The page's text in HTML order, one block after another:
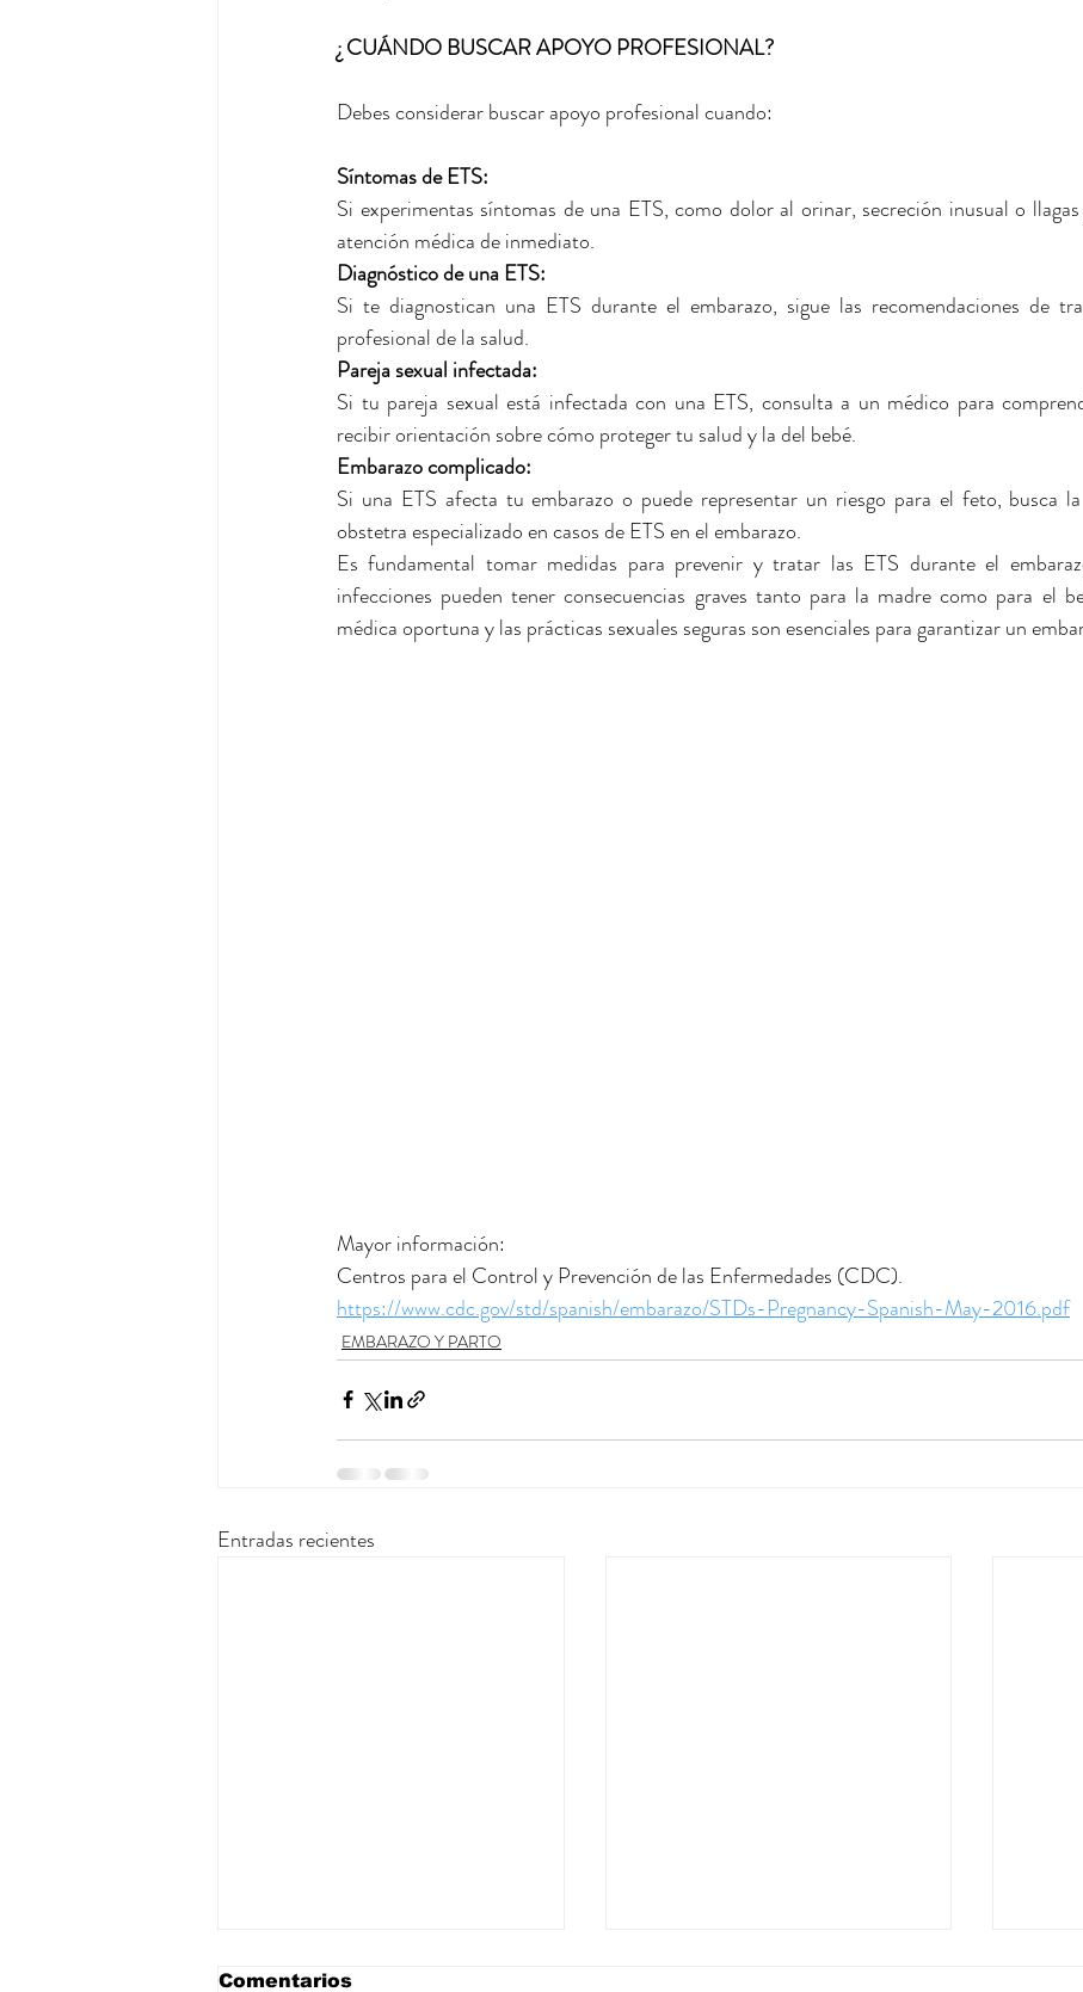
¿ CUÁNDO BUSCAR APOYO PROFESIONAL?
Debes considerar buscar apoyo profesional cuando:
Síntomas de ETS:
Si experimentas síntomas de una ETS, como dolor al orinar, secreción inusual o
atención médica de inmediato.
Diagnóstico de una ETS:
Si te diagnostican una ETS durante el embarazo, sigue las recomendaciones de
profesional de la salud.
Pareja sexual infectada:
Si tu pareja sexual está infectada con una ETS, consulta a un médico para
recibir orientación sobre cómo proteger tu salud y la del bebé.
Embarazo complicado:
Si una ETS afecta tu embarazo o puede representar un riesgo para el feto, busca
obstetra especializado en casos de ETS en el embarazo.
Es fundamental tomar medidas para prevenir y tratar las ETS durante el
infecciones pueden tener consecuencias graves tanto para la madre como para el
médica oportuna y las prácticas sexuales seguras son esenciales para garantizar un
Mayor información:
Centros para el Control y Prevención de las Enfermedades (CDC).
https://www.cdc.gov/std/spanish/embarazo/STDs-Pregnancy-Spanish-May-2016.pdf
EMBARAZO Y PARTO
Entradas recientes
Comentarios